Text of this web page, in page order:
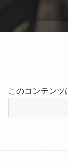
このコンテン